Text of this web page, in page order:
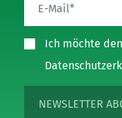
Ich möchte
NEWSLETTER